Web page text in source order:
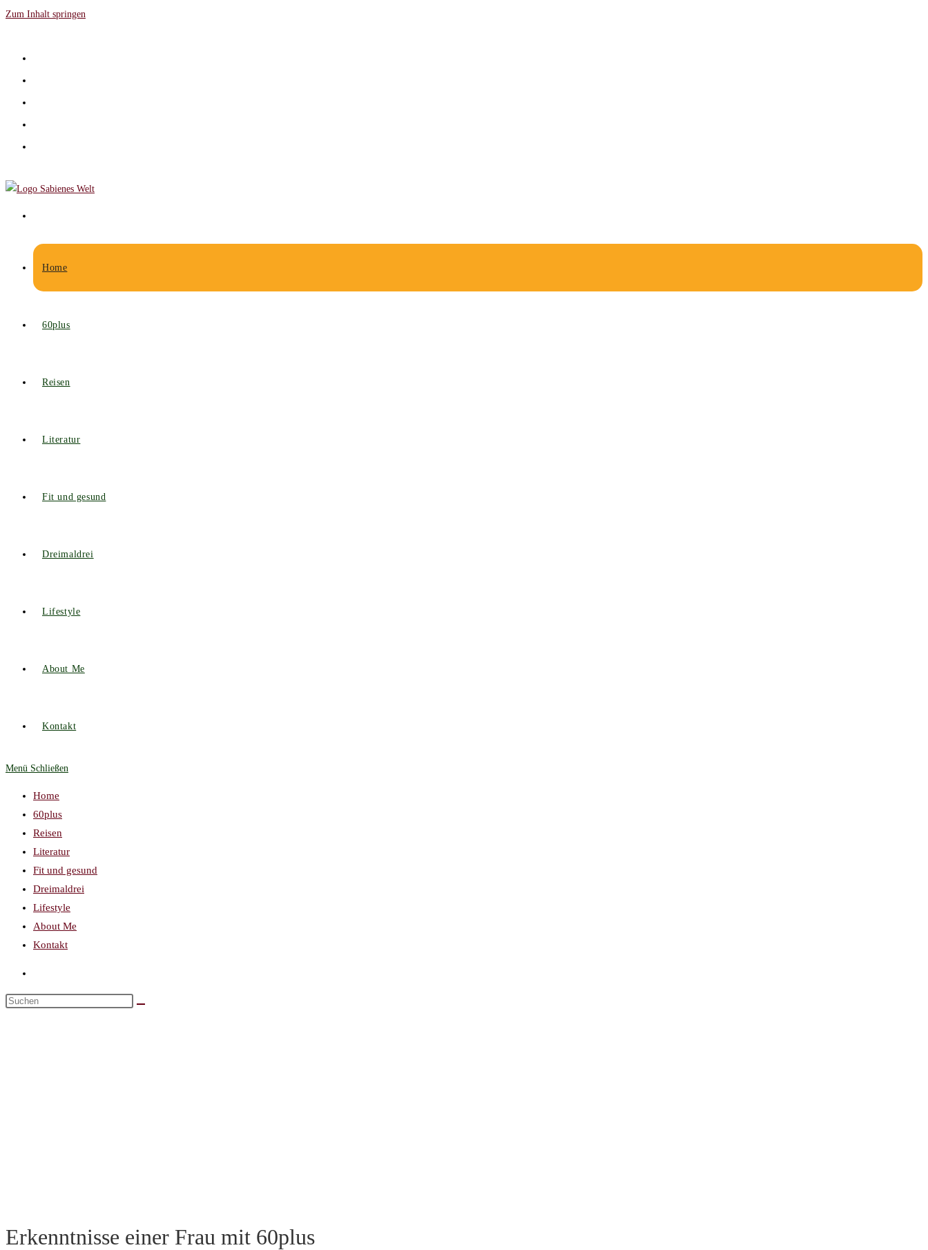
Zum Inhalt springen
Home
60plus
Reisen
Literatur
Fit und gesund
Dreimaldrei
Lifestyle
About Me
Kontakt
Menü Schließen
Home
60plus
Reisen
Literatur
Fit und gesund
Dreimaldrei
Lifestyle
About Me
Kontakt
Erkenntnisse einer Frau mit 60plus